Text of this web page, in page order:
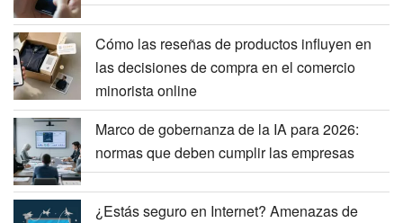
Cómo las reseñas de productos influyen en
las decisiones de compra en el comercio
minorista online
Marco de gobernanza de la IA para 2026:
normas que deben cumplir las empresas
¿Estás seguro en Internet? Amenazas de